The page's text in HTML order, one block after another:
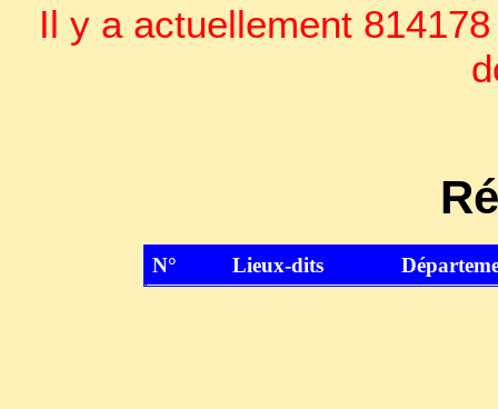
Il y a actuellement
N° Lieux-dits